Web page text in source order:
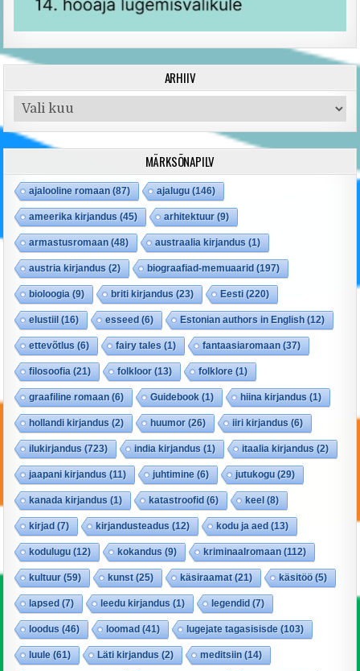
ARHIIV
Arhiiv
MÄRKSÕNAPILV
ajalooline romaan (87) ajalugu (146)
ameerika kirjandus (45) arhitektuur(9)
armastusromaan (48) austraalia kirjandus (1)
austria kirjandus (2) biograafiad-memuaarid (197)
bioloogia (9) briti kirjandus (23) Eesti (220)
elustiil (16) esseed (6) Estonian authors in English (12)
ettevõtlus (6) fairy tales (1) fantaasiaromaan (37)
filosoofia (21) folkloor(13) folklore (1)
graafiline romaan (6) Guidebook (1) hiina kirjandus (1)
hollandi kirjandus (2) huumor(26) iiri kirjandus (6)
ilukirjandus (723) india kirjandus (1) itaalia kirjandus (2)
jaapani kirjandus (11) juhtimine (6) jutukogu (29)
kanada kirjandus (1) katastroofid (6) keel (8)
kirjad (7) kirjandusteadus (12) kodu ja aed (13)
kodulugu (12) kokandus (9) kriminaalromaan (112)
kultuur(59) kunst(25) käsiraamat(21) käsitöö (5)
lapsed (7) leedu kirjandus (1) legendid (7)
loodus (46) loomad (41) lugejate tagasisisde (103)
luule (61) Läti kirjandus (2) meditsiin (14)